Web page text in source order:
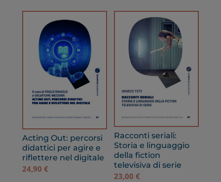
Acting Out: percorsi
didattici per agire e
riflettere nel digitale
24,90 €
Racconti seriali:
Storia e linguaggio
della fiction
televisiva di serie
23,00€